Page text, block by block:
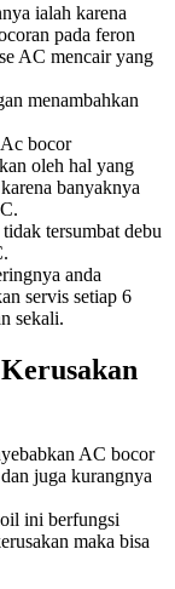
ialah karena
pada feron
AC mencair yang
menambahkan
bocor
oleh hal yang
banyaknya
tersumbat debu
anda
servis setiap 6
sekali.
AC bocor
juga kurangnya
ini berfungsi
maka bisa